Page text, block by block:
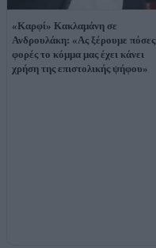
«Καρφί» Κακλαμάνη σε
Ανδρουλάκη: «Ας ξέρουμε πόσες
φορές το κόμμα μας έχει κάνει
χρήση της επιστολικής ψήφου»